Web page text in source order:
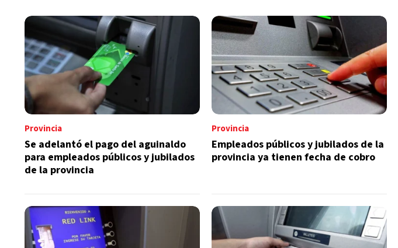
Provincia
Se adelantó el pago del aguinaldo
para empleados públicos y jubilados
de la provincia
Provincia
Empleados públicos y jubilados de la
provincia ya tienen fecha de cobro